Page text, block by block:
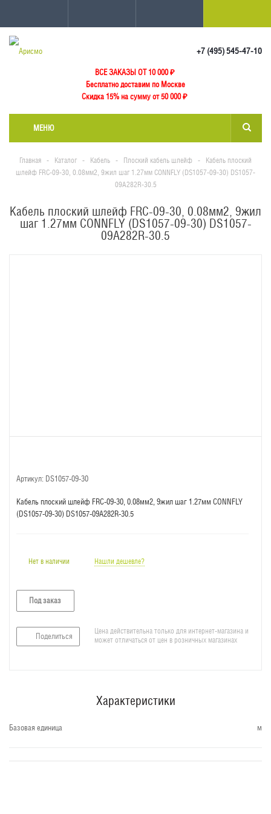
+7 (495) 545-47-10
ВСЕ ЗАКАЗЫ ОТ 10 000₽
Бесплатно доставим по Москве
Скидка 15% на сумму от 50 000 ₽
МЕНЮ
Главная - Каталог - Кабель - Плоский кабель шлейф -
Кабель плоский
шлейф FRC-09-30, 0.08мм2, 9жил шаг 1.27мм CONNFLY (DS1057-09-30) DS1057-
09A282R-30.5
Кабель плоский шлейф FRC-09-30, 0.08мм2, 9жил
шаг 1.27мм CONNFLY (DS1057-09-30) DS1057-
09A282R-30.5
Артикул: DS1057-09-30
Кабель плоский шлейф FRC-09-30, 0.08мм2, 9жил шаг 1.27мм CONNFLY
(DS1057-09-30) DS1057-09A282R-30.5
Нет в наличии Нашли дешевле?
Под заказ
Поделиться
Цена действительна только для интернет-магазина и
может отличаться от цен в розничных магазинах
Характеристики
Базовая единица м